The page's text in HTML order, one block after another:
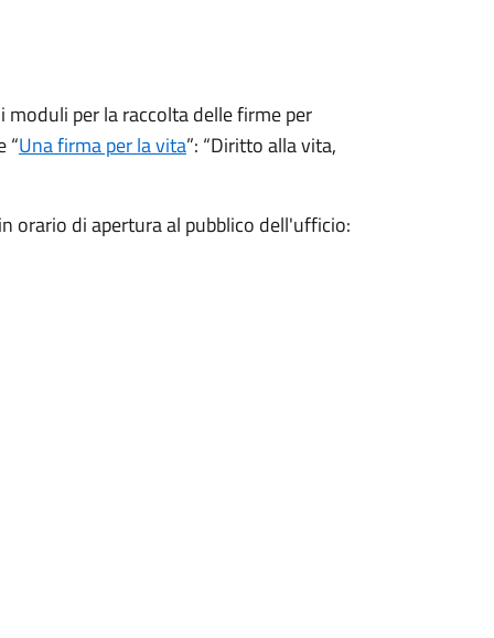
per la raccolta delle firme per
“Una firma per la vita”: “Diritto alla vita,
orario di apertura al pubblico dell'ufficio: